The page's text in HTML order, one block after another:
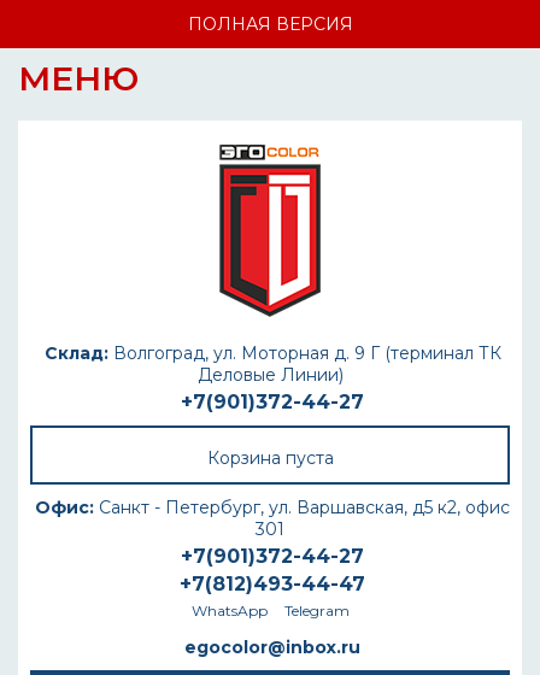
ПОЛНАЯ ВЕРСИЯ
МЕНЮ
Склад:Волгоград, ул. Моторная д. 9 Г (терминал ТК
Деловые Линии)
+7(901)372-44-27
Корзина пуста
Офис: Санкт - Петербург, ул. Варшавская, д5 к2, офис
301
+7(901)372-44-27
+7(812)493-44-47
WhatsApp Telegram
egocolor@inbox.ru